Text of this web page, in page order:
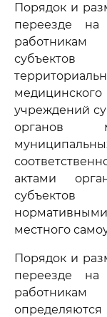
Порядок и
переезде
работникам
учреждений
органов
актами
местного
Порядок и
переезде